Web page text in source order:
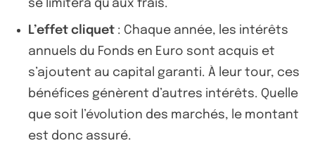
se limitera qu’aux frais.
L’effet cliquet : Chaque année, les intérêts
annuels du Fonds en Euro sont acquis et
s’ajoutent au capital garanti. À leur tour, ces
bénéfices génèrent d’autres intérêts. Quelle
que soit l’évolution des marchés, le montant
est donc assuré.